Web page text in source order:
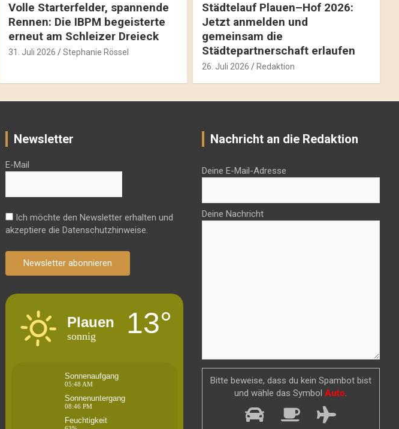
Volle Starterfelder, spannende
Rennen: Die IBPM begeisterte
erneut am Schleizer Dreieck
31. Juli 2026 Stephanie Rössel
Städtelauf Plauen–Hof 2026:
Jetzt anmelden und
gemeinsam die
Städtepartnerschaft erlaufen
26. Juli 2026 Redaktion
Newsletter
E-Mail
Ich möchte den Newsletter erhalten und
akzeptiere die Datenschutzhinweise.
Newsletter abonnieren
Plauen
sonnig 13°
Sonnenaufgang
05:48 AM
Sonnenuntergang
08:46 PM
Feuchtigkeit
Nachricht an die Redaktion
Deine E-Mail-Adresse
Deine Nachricht
Bitte beweise, dass du kein Spambot bist
und wähle das Symbol Auto.